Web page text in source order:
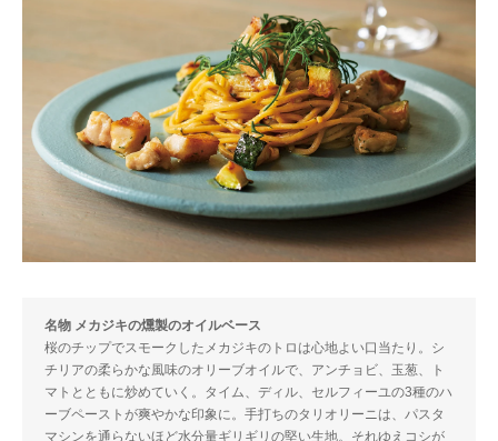
名物 メカジキの燻製のオイルベース
桜のチップでスモークしたメカジキのトロは心地よい口当たり。シ
チリアの柔らかな風味のオリーブオイルで、アンチョビ、玉葱、ト
マトとともに炒めていく。タイム、ディル、セルフィーユの3種のハ
ーブペーストが爽やかな印象に。手打ちのタリオリーニは、パスタ
マシンを通らないほど水分量ギリギリの堅い生地。それゆえコシが